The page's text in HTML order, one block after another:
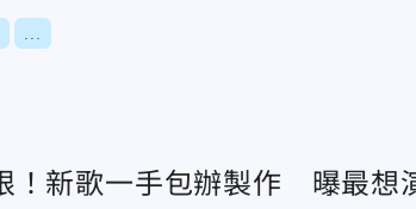
！新歌一手包辦製作 曝最想